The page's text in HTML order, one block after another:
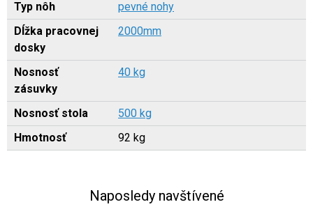
Typ nôh
pevné nohy
Dĺžka pracovnej
dosky
2000mm
Nosnosť
zásuvky
40 kg
Nosnosť stola
500 kg
Hmotnosť
92 kg
Naposledy navštívené